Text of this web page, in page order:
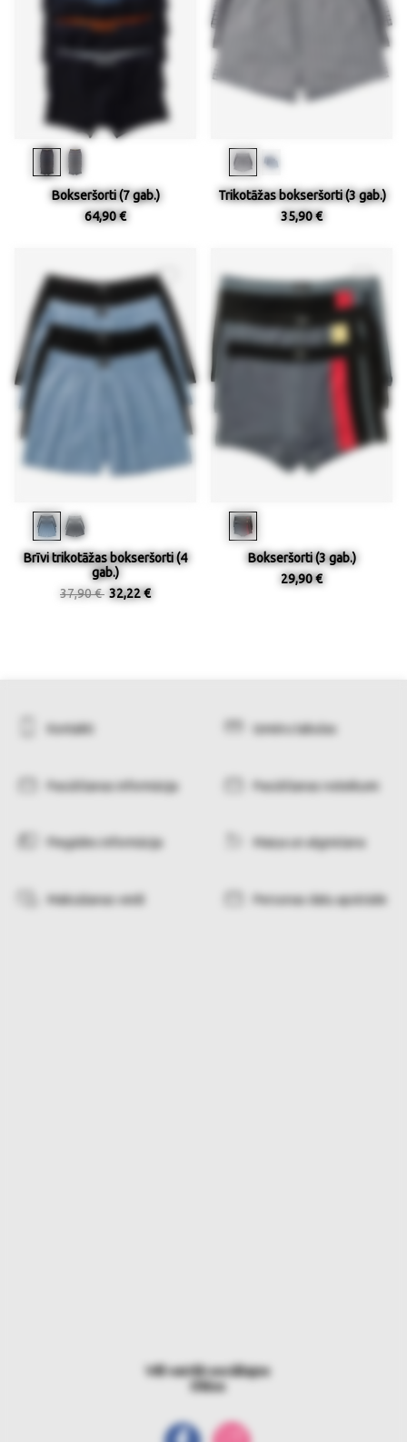
Bokseršorti (7 gab.)
64,90 €
Trikotāžas bokseršorti (3 gab.)
35,90 €
Brīvi trikotāžas bokseršorti (4
gab.)
37,90 € 32,22 €
Bokseršorti (3 gab.)
29,90 €
Kontakti Izmēru tabulas
Pasūtīšanas informācija Pasūtīšanas noteikumi
Piegādes informācija Maiņa un atgriešana
Maksāšanas veidi Personas datu apstrāde
Vēl vairāk sociālajos
tīklos